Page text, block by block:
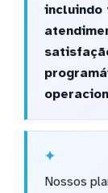
incluindo
Nossos